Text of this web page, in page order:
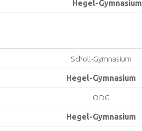
Hegel-Gymnasium
Scholl-Gymnasium
Hegel-Gymnasium
ÖDG
Hegel-Gymnasium